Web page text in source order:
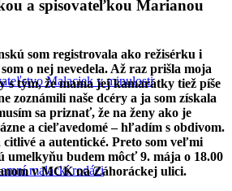
Malaciek v minulosti
malackí rodáci
a spisovateľkou Marianou
som registrovala ako režisérku i
o nej nevedela. Až raz prišla moja
s tým, že mama jej kamarátky tiež píše
zoznámili naše dcéry a ja som získala
sa priznať, že na ženy ako je
a cieľavedomé – hľadím s obdivom.
a autentické. Preto som veľmi
umelkyňu budem môcť 9. mája o 18.00
v MCK na Záhoráckej ulici.